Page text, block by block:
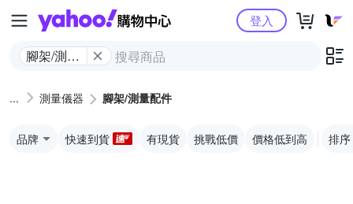
Yahoo購物中心
腳架/測量
登入
測量儀器 腳架/測量配件
品牌 快速到貨 有現貨 挑戰低價 價格低到高 排序